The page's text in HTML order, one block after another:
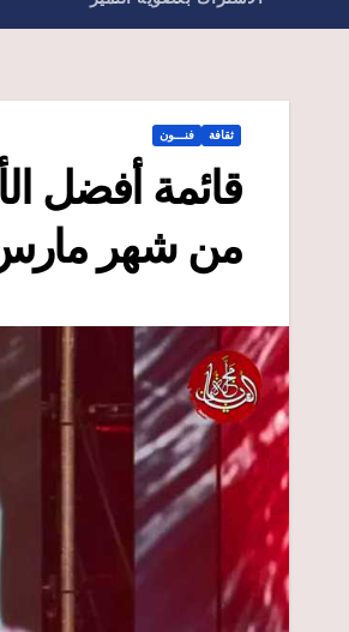
ثقافة فنـــون
قائمة أفضل
من شهر مارس